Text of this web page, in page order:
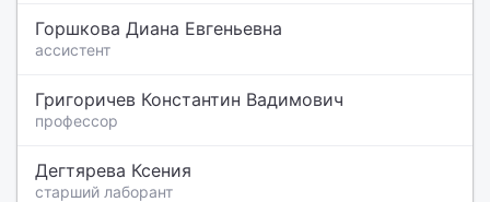
Горшкова Диана Евгеньевна
ассистент
Григоричев Константин Вадимович
профессор
Дегтярева Ксения
старший лаборант